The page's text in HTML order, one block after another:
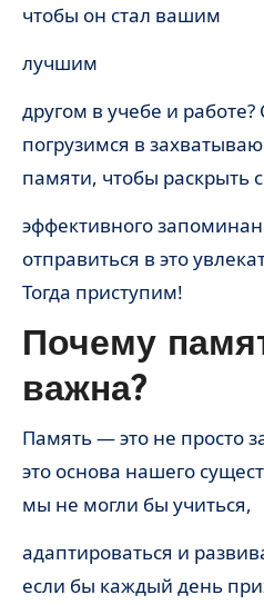
чтобы он стал вашим
лучшим
другом в учебе и
погрузимся в
памяти, чтобы раскрыть
эффективного
отправиться в это
Тогда приступим!
Почему
важна?
Память — это не просто
это основа нашего
мы не могли бы учиться,
адаптироваться и
если бы каждый день